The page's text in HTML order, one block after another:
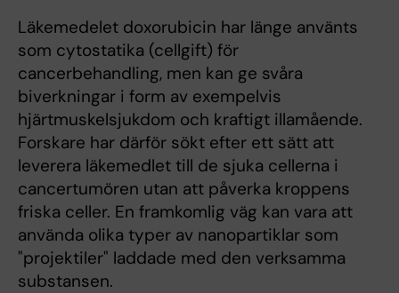
Läkemedelet doxorubicin har länge använts
som cytostatika (cellgift) för
cancerbehandling, men kan ge svåra
biverkningar i form av exempelvis
hjärtmuskelsjukdom och kraftigt illamående.
Forskare har därför sökt efter ett sätt att
leverera läkemedlet till de sjuka cellerna i
cancertumören utan att påverka kroppens
friska celler. En framkomlig väg kan vara att
använda olika typer av nanopartiklar som
"projektiler" laddade med den verksamma
substansen.